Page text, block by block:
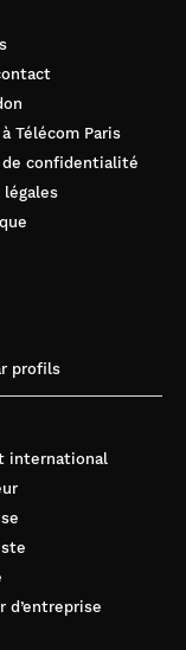
Télécom Paris
confidentialité
légales
profils
international
d’entreprise